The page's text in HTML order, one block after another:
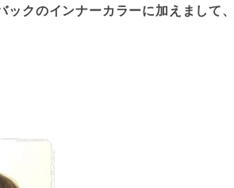
ックのインナーカラーに加えまして